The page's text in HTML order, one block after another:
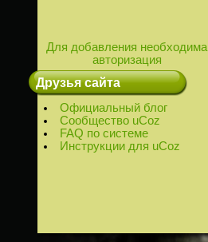
Для добавления необходима
авторизация
Друзья сайта
Официальный блог
Сообщество uCoz
FAQ по системе
Инструкции для uCoz